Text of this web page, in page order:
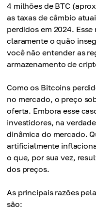
4 milhões de BTC
as taxas de câmbio
perdidos em 2024.
claramente o quão
você não entender as
armazenamento de
Como os Bitcoins
no mercado, o preço
oferta. Embora esse
investidores, na
dinâmica do mercado.
artificialmente
o que, por sua vez,
dos preços.
As principais razões
são: